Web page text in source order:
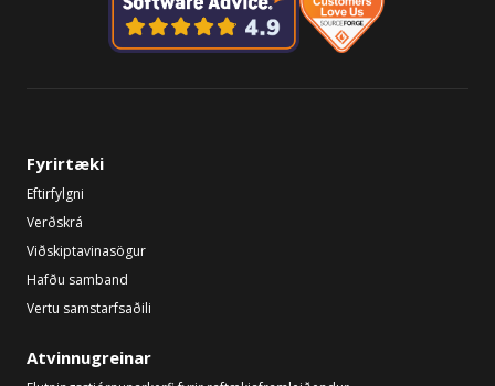
Fyrirtæki
Eftirfylgni
Verðskrá
Viðskiptavinasögur
Hafðu samband
Vertu samstarfsaðili
Atvinnugreinar